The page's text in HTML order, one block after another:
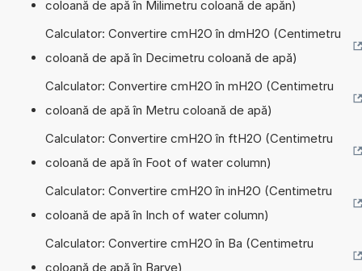
coloană de apă în Milimetru coloană de apăn)
Calculator: Convertire cmH2O în dmH2O (Centimetru
coloană de apă în Decimetru coloană de apă)
Calculator: Convertire cmH2O în mH2O (Centimetru
coloană de apă în Metru coloană de apă)
Calculator: Convertire cmH2O în ftH2O (Centimetru
coloană de apă în Foot of water column)
Calculator: Convertire cmH2O în inH2O (Centimetru
coloană de apă în Inch of water column)
Calculator: Convertire cmH2O în Ba (Centimetru
coloană de apă în Barye)